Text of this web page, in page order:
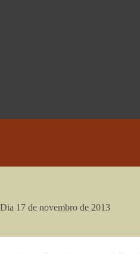
Dia 17 de novembro de 2013